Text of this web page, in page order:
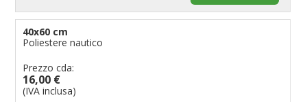
40x60 cm
Poliestere nautico
Prezzo cda:
16,00 €
(IVA inclusa)